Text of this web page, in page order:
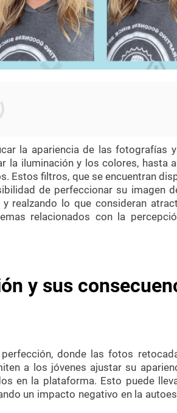
la apariencia de las fotografías
la iluminación y los colores, hasta
Estos filtros, que se encuentran
de perfeccionar su imagen
realzando lo que consideran
relacionados con la
y sus
donde las fotos
a los jóvenes ajustar su
en la plataforma. Esto puede
un impacto negativo en la